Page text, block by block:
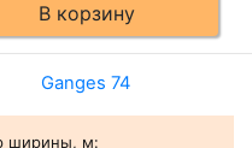
В корзину
Ganges 74
ширины, м: